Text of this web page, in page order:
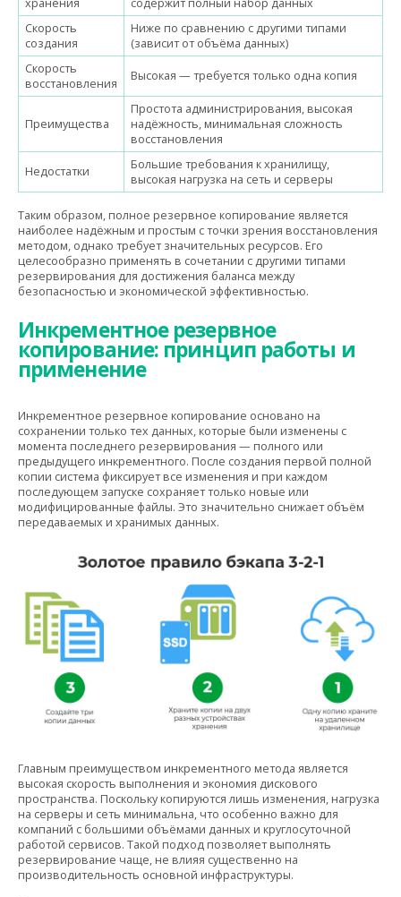
хранения
содержит полный набор данных
Скорость
создания
Ниже по сравнению с другими типами
(зависит от объёма данных)
Скорость
восстановления
Высокая — требуется только одна копия
Преимущества
Простота администрирования, высокая
надёжность, минимальная сложность
восстановления
Недостатки
Большие требования к хранилищу,
высокая нагрузка на сеть и серверы
Таким образом, полное резервное копирование является
наиболее надёжным и простым с точки зрения восстановления
методом, однако требует значительных ресурсов. Его
целесообразно применять в сочетании с другими типами
резервирования для достижения баланса между
безопасностью и экономической эффективностью.
Инкрементное резервное
копирование: принцип работы и
применение
Инкрементное резервное копирование основано на
сохранении только тех данных, которые были изменены с
момента последнего резервирования — полного или
предыдущего инкрементного. После создания первой полной
копии система фиксирует все изменения и при каждом
последующем запуске сохраняет только новые или
модифицированные файлы. Это значительно снижает объём
передаваемых и хранимых данных.
Главным преимуществом инкрементного метода является
высокая скорость выполнения и экономия дискового
пространства. Поскольку копируются лишь изменения, нагрузка
на серверы и сеть минимальна, что особенно важно для
компаний с большими объёмами данных и круглосуточной
работой сервисов. Такой подход позволяет выполнять
резервирование чаще, не влияя существенно на
производительность основной инфраструктуры.